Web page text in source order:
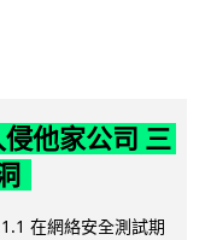
他家公司 三
在網絡安全測試期